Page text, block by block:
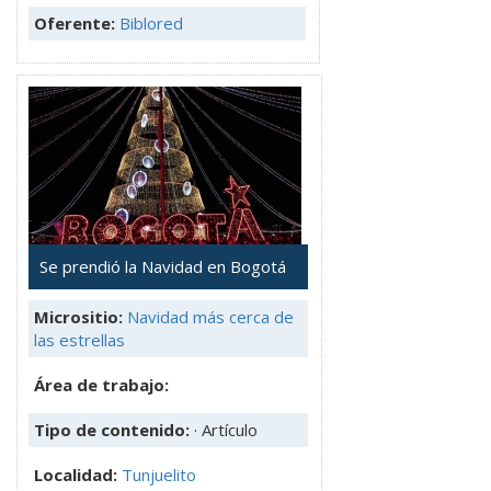
Oferente: Biblored
Se prendió la Navidad en Bogotá
Micrositio: Navidad más cerca de
las estrellas
Área de trabajo:
Tipo de contenido: · Artículo
Localidad: Tunjuelito